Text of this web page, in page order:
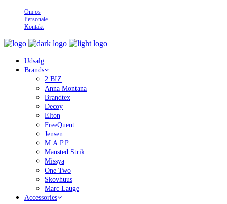
Om os
Personale
Kontakt
Udsalg
Brands
2 BIZ
Anna Montana
Brandtex
Decoy
Elton
FreeQuent
Jensen
M.A.P.P
Mansted Strik
Missya
One Two
Skovhuus
Marc Lauge
Accessories